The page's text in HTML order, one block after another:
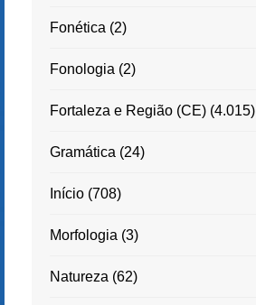
Fonética (2)
Fonologia (2)
Fortaleza e Região (CE)(4.015)
Gramática (24)
Início(708)
Morfologia (3)
Natureza (62)